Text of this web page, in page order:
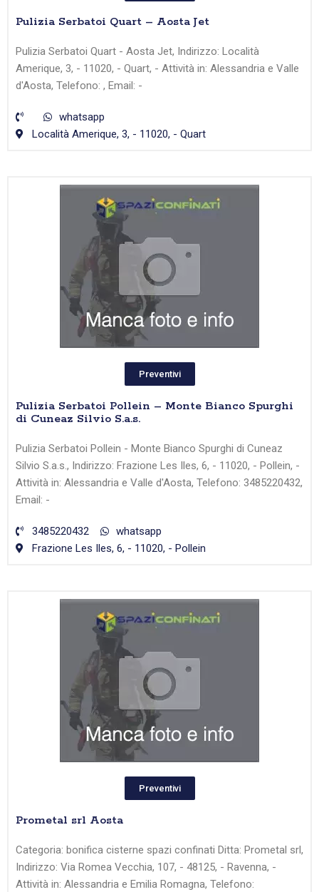
Pulizia Serbatoi Quart – Aosta Jet
Pulizia Serbatoi Quart - Aosta Jet, Indirizzo: Località
Amerique, 3, - 11020, - Quart, - Attività in: Alessandria e Valle
d'Aosta, Telefono: , Email: -
whatsapp
Località Amerique, 3, - 11020, - Quart
Preventivi
Pulizia Serbatoi Pollein – Monte Bianco Spurghi
di Cuneaz Silvio S.a.s.
Pulizia Serbatoi Pollein - Monte Bianco Spurghi di Cuneaz
Silvio S.a.s., Indirizzo: Frazione Les Iles, 6, - 11020, - Pollein, -
Attività in: Alessandria e Valle d'Aosta, Telefono: 3485220432,
Email: -
3485220432
whatsapp
Frazione Les Iles, 6, - 11020, - Pollein
Preventivi
Prometal srl Aosta
Categoria: bonifica cisterne spazi confinati Ditta: Prometal srl,
Indirizzo: Via Romea Vecchia, 107, - 48125, - Ravenna, -
Attività in: Alessandria e Emilia Romagna, Telefono: